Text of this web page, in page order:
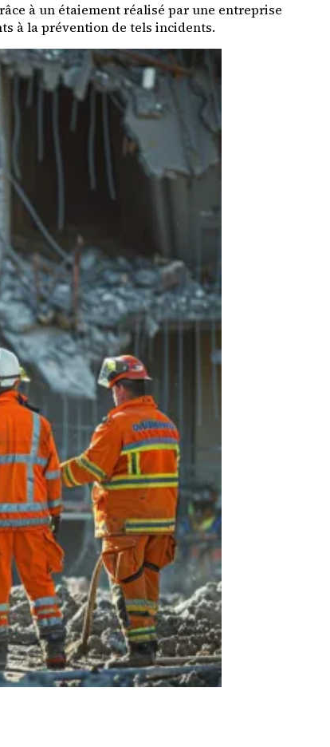
à un étaiement réalisé par une entreprise
à la prévention de tels incidents.